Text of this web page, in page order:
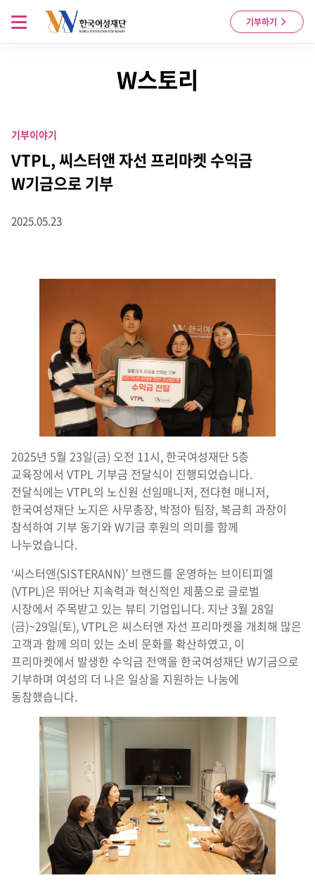
Skip to content
기부하기
메뉴 열기
W스토리
기부이야기
VTPL, 씨스터앤 자선 프리마켓 수익금
W기금으로 기부
2025.05.23
2025년 5월 23일(금) 오전 11시, 한국여성재단 5층
교육장에서 VTPL 기부금 전달식이 진행되었습니다.
전달식에는 VTPL의 노신원 선임매니저, 전다현 매니저,
한국여성재단 노지은 사무총장, 박정아 팀장, 복금희 과장이
참석하여 기부 동기와 W기금 후원의 의미를 함께
나누었습니다.
‘씨스터앤(SISTERANN)’ 브랜드를 운영하는 브이티피엘
(VTPL)은 뛰어난 지속력과 혁신적인 제품으로 글로벌
시장에서 주목받고 있는 뷰티 기업입니다. 지난 3월 28일
(금)~29일(토), VTPL은 씨스터앤 자선 프리마켓을 개최해 많은
고객과 함께 의미 있는 소비 문화를 확산하였고, 이
프리마켓에서 발생한 수익금 전액을 한국여성재단 W기금으로
기부하며 여성의 더 나은 일상을 지원하는 나눔에
동참했습니다.